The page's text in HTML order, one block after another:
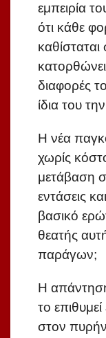
εμπειρία
ότι κάθε
διαφορές
ίδια του
Η νέα
χωρίς
μετάβαση
εντάσεις
βασικό
θεατής
παράγων;
Η απάντηση
το
στον